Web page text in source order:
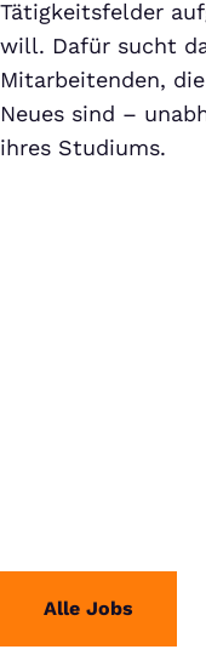
Tätigkeitsfelder
will. Dafür sucht
Mitarbeitenden,
Neues sind –
ihres Studiums.
Alle Jobs